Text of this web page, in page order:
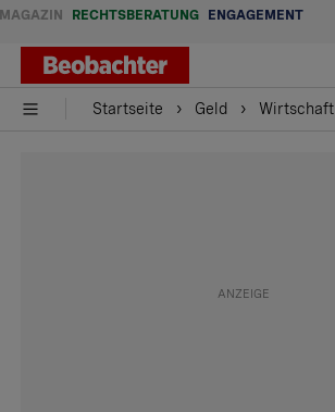
MAGAZIN RECHTSBERATUNG ENGAGEMENT
Startseite Geld Wirtschaft